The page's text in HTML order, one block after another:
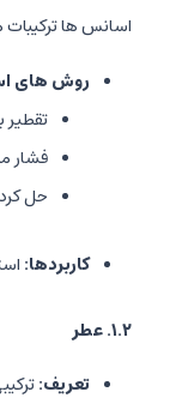
اسانس ها
روش های
تقطیر
فشار
حل
کاربردها:
۱.۲.عطر
تعریف: